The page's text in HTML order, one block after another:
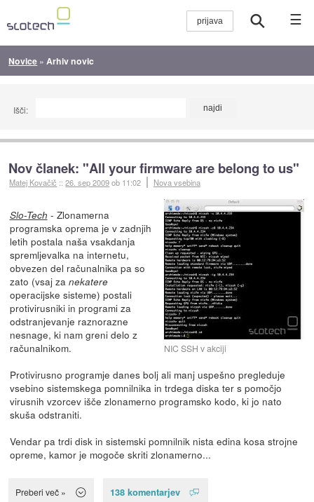
☰
Novice » Arhiv novic
Išči:
Nov članek: "All your firmware are belong to us"
Matej Kovačič ::26. sep 2009ob 11:02 Nova vsebina
NIC SSH v akciji
Slo-Tech - Zlonamerna
programska oprema je v zadnjih
letih postala naša vsakdanja
spremljevalka na internetu,
obvezen del računalnika pa so
zato (vsaj za nekatere
operacijske sisteme) postali
protivirusniki in programi za
odstranjevanje raznorazne
nesnage, ki nam greni delo z
računalnikom.
Protivirusno programje danes bolj ali manj uspešno pregleduje
vsebino sistemskega pomnilnika in trdega diska ter s pomočjo
virusnih vzorcev išče zlonamerno programsko kodo, ki jo nato
skuša odstraniti.
Vendar pa trdi disk in sistemski pomnilnik nista edina kosa strojne
opreme, kamor je mogoče skriti zlonamerno...
Preberi več » 138 komentarjev